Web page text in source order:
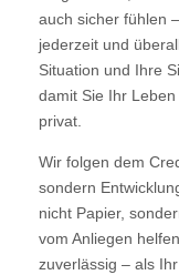
auch sicher fühlen
jederzeit und
Situation und Ihre
damit Sie Ihr
privat.
Wir folgen dem
sondern
nicht Papier,
vom Anliegen
zuverlässig – als